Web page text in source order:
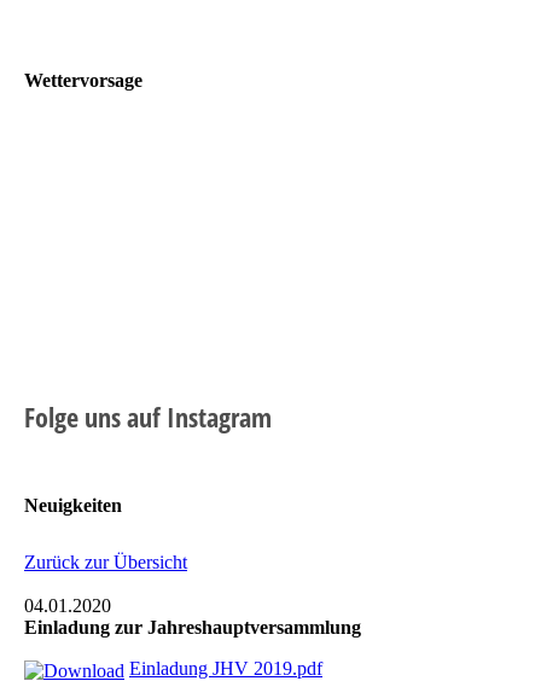
Wettervorsage
Folge uns auf Instagram
Neuigkeiten
Zurück zur Übersicht
04.01.2020
Einladung zur Jahreshauptversammlung
Einladung JHV 2019.pdf